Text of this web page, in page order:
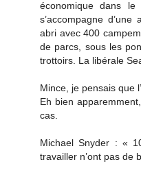
économique dans
s’accompagne
abri avec 400
de parcs, sous les
trottoirs. La libérale
Mince, je pensais que
Eh bien
cas.
Michael Snyder : «
travailler n’ont pas de